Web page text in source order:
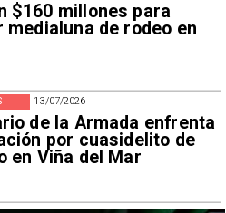
$160 millones para
de rodeo en
13/07/2026
de la Armada enfrenta
por cuasidelito de
en Viña del Mar